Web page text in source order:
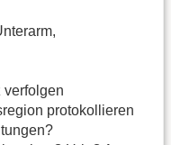
verfolgen
protokollieren